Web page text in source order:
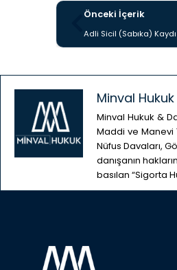
Önceki İçerik
Adli Sicil (Sabıka)
Minval Hukuk
Minval Hukuk &
Maddi ve Manevi
Nüfus Davaları,
danışanın
basılan “Sigorta